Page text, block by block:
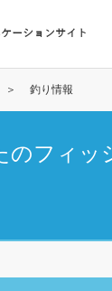
ーションサイト
釣り情報
のフィッ